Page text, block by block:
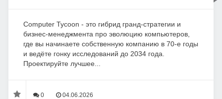
Computer Tycoon - это гибрид гранд-стратегии и
бизнес‑менеджмента про эволюцию компьютеров,
где вы начинаете собственную компанию в 70‑е годы
и ведёте гонку исследований до 2034 года.
Проектируйте лучшее...
0 04.06.2026